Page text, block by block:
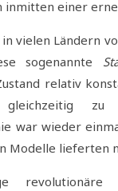
inmitten einer
vielen Ländern
sogenannte
relativ
gleichzeitig
war wieder
Modelle lieferten